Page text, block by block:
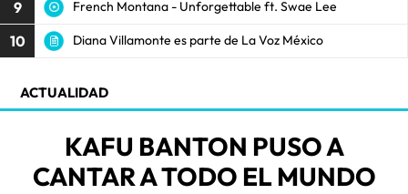
9 French Montana - Unforgettable ft. Swae Lee
10 Diana Villamonte es parte de La Voz México
ACTUALIDAD
KAFU BANTON PUSO A
CANTAR A TODO EL MUNDO